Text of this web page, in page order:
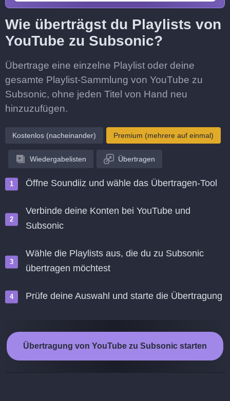
Wie überträgst du Playlists von
YouTube zu Subsonic?
Übertrage eine einzelne Playlist oder deine
gesamte Playlist-Sammlung von YouTube zu
Subsonic, ohne jeden Titel von Hand neu
hinzuzufügen.
Kostenlos (nacheinander) Premium (mehrere auf einmal)
Wiedergabelisten Übertragen
Öffne Soundiiz und wähle das Übertragen-Tool
Verbinde deine Konten bei YouTube und
Subsonic
Wähle die Playlists aus, die du zu Subsonic
übertragen möchtest
Prüfe deine Auswahl und starte die Übertragung
Übertragung von YouTube zu Subsonic starten